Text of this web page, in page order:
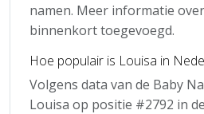
namen. Meer informatie
binnenkort toegevoegd.
Hoe populair is Louisa in
Volgens data van de Baby
Louisa op positie #2792 in de